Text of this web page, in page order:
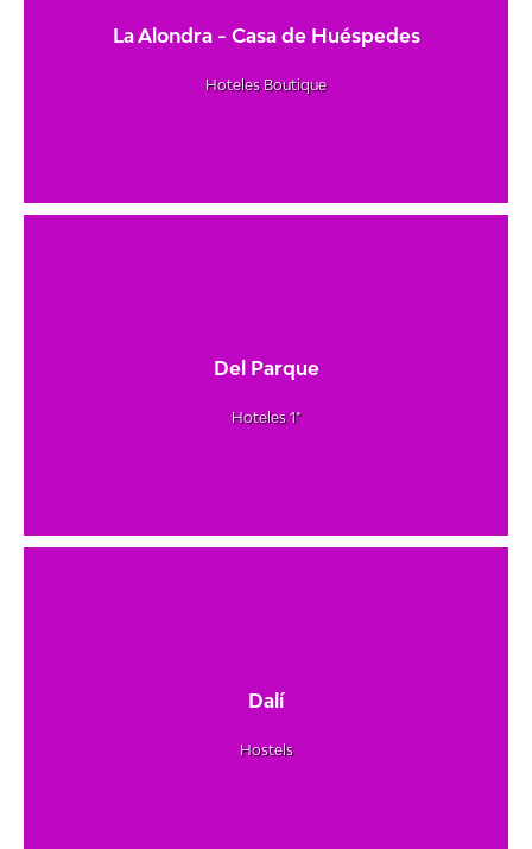
La Alondra - Casa de Huéspedes
Hoteles Boutique
Del Parque
Hoteles 1*
Dalí
Hostels